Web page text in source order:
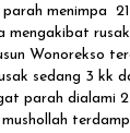
menimpa
mengakibat
Wonorekso
sedang 3 kk
parah dialami